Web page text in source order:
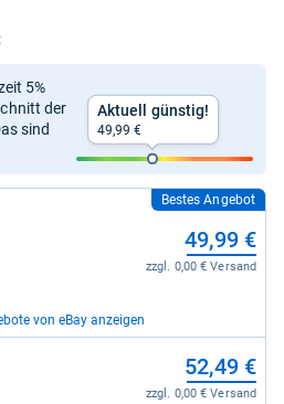
5%
der
sind
Aktuell günstig!
49,99 €
Bestes Angebot
49,99 €
zzgl. 0,00 € Versand
von eBay anzeigen
59,44 €
zzgl. 0,00 € Versand
52,49 €
zzgl. 0,00 € Versand